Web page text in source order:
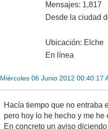
Mensajes: 1,817
Desde la ciudad
Ubicación: Elche
En línea
Miércoles 06 Junio 2012 00:40:17
Hacía tiempo que no entraba
pero hoy lo he hecho y me
En concreto un aviso